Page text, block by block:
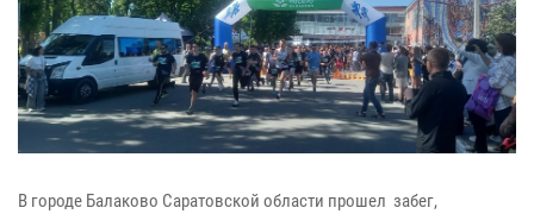
В городе Балаково Саратовской области прошел забег,